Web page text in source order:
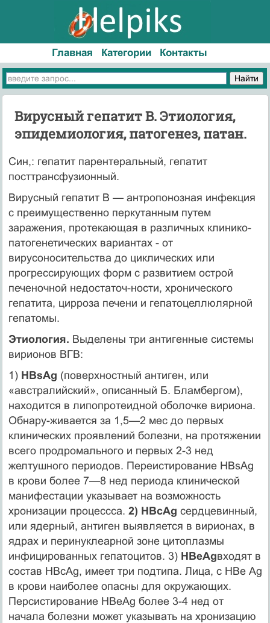
Главная Категории Контакты
Вирусный гепатит В. Этиология,
эпидемиология, патогенез, патан.
Син,: гепатит парентеральный, гепатит
посттрансфузионный.
Вирусный гепатит В — антропонозная инфекция
с преимущественно перкутанным путем
заражения, протекающая в различных клинико-
патогенетических вариантах - от
вирусоносительства до цикли­ческих или
прогрессирующих форм с развитием острой
печеночной недостаточ-ности, хронического
гепатита, цир­роза печени и гепатоцеллюлярной
гепатомы.
Этиология. Выделены три антигенные системы
вирионов ВГВ:
1) HBsAg (поверхностный антиген, или
«австралийский», описанный Б. Бламбергом),
находится в липопротеидной оболочке вириона.
Обнару-живается за 1,5—2 мес до первых
клинических проявлений болезни, на протяжении
всего продромального и первых 2-3 нед
желтушного периодов. Переистирование HBsAg
в крови более 7—8 нед периода клинической
манифестации указывает на возможность
хронизации процессса. 2) HBсAg сердцевинный,
или ядерный, антиген выявляется в вирионах, в
ядрах и перинуклеарной зоне цитоплазмы
инфицированных гепатоцитов. 3) НBeAgвходят в
состав HBcAg, имеет три подтипа. Лица, с НВе Ag
в крови наиболее опасны для окружающих.
Персистирование НBeAg более 3-4 нед от
начала болезни может указывать на хронизацию